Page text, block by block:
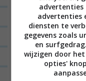
advertenties
diensten te
gegevens zoals
en
wijzigen door
opties'